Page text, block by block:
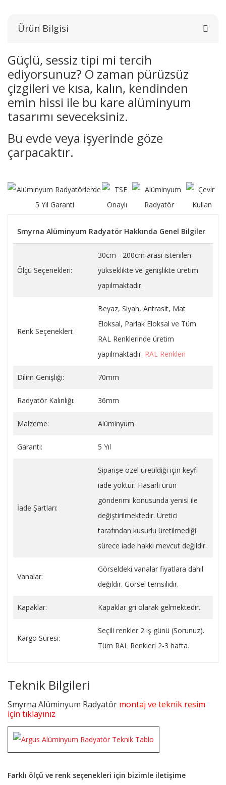
Ürün Bilgisi
Güçlü, sessiz tipi mi tercih
ediyorsunuz? O zaman pürüzsüz
çizgileri ve kısa, kalın, kendinden
emin hissi ile bu kare alüminyum
tasarımı seveceksiniz.
Bu evde veya işyerinde göze
çarpacaktır.
Smyrna Alüminyum Radyatör Hakkında Genel Bilgiler
Ölçü Seçenekleri:
30cm - 200cm arası istenilen
yükseklikte ve genişlikte üretim
yapılmaktadır.
Renk Seçenekleri:
Beyaz, Siyah, Antrasit, Mat
Eloksal, Parlak Eloksal ve Tüm
RAL Renklerinde üretim
yapılmaktadır. RAL Renkleri
Dilim Genişliği: 70mm
Radyatör Kalınlığı: 36mm
Malzeme: Alüminyum
Garanti: 5 Yıl
İade Şartları:
Siparişe özel üretildiği için keyfi
iade yoktur. Hasarlı ürün
gönderimi konusunda yenisi ile
değiştirilmektedir. Üretici
tarafından kusurlu üretilmediği
sürece iade hakkı mevcut değildir.
Vanalar:
Görseldeki vanalar fiyatlara dahil
değildir. Görsel temsilidir.
Kapaklar: Kapaklar gri olarak gelmektedir.
Kargo Süresi:
Seçili renkler 2 iş günü (Sorunuz).
Tüm RAL Renkleri 2-3 hafta.
Teknik Bilgileri
Smyrna Alüminyum Radyatör montaj ve teknik resim
için tıklayınız
Farklı ölçü ve renk seçenekleri için bizimle iletişime